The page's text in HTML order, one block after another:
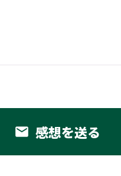
email 感想を送る